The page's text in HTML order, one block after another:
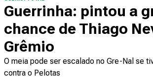
Guerrinha: pintou a
chance de Thiago
Grêmio
O meia pode ser escalado no Gre-Nal se
contra o Pelotas